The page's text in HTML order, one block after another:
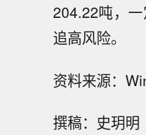
204.22吨，
追高风险。
资料来源：
撰稿：史玥明